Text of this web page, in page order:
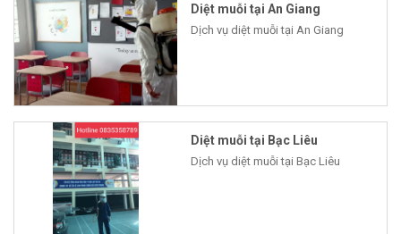
Diệt muỗi tại An Giang
Dịch vụ diệt muỗi tại An Giang
Diệt muỗi tại Bạc Liêu
Dịch vụ diệt muỗi tại Bạc Liêu